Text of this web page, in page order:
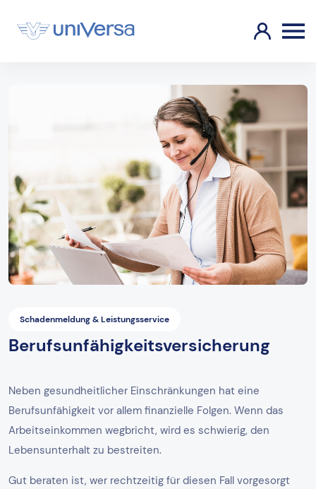
Schadenmeldung & Leistungsservice
Berufsunfähigkeitsversicherung
Neben gesundheitlicher Einschränkungen hat eine
Berufsunfähigkeit vor allem finanzielle Folgen. Wenn das
Arbeitseinkommen wegbricht, wird es schwierig, den
Lebensunterhalt zu bestreiten.
Gut beraten ist, wer rechtzeitig für diesen Fall vorgesorgt